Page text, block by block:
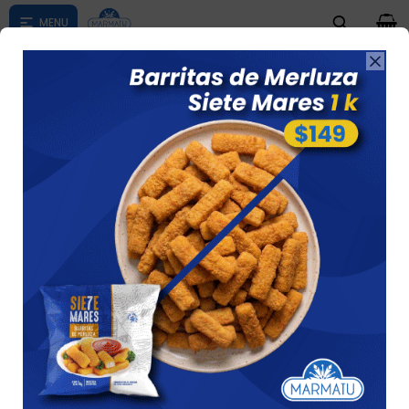

según su zona
0

ESPECIALIDADES
Ver 4 artículos
Recomendados
Filtrando por: Pollo Quitar filtros